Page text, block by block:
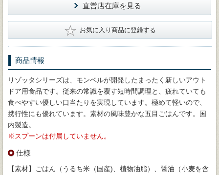
直営店在庫を見る
★ お気に入り商品に登録する
商品情報
リゾッタシリーズは、モンベルが開発したまったく新しいアウト
ドア用食品です。従来の常識を覆す短時間調理と、疲れていても
食べやすい優しい口当たりを実現しています。極めて軽いので、
携行性にも優れています。素材の風味豊かな五目ごはんです。国
内製造。
※スプーンは付属していません。
仕様
【素材】ごはん（うるち米（国産)、植物油脂）、醤油（小麦を含